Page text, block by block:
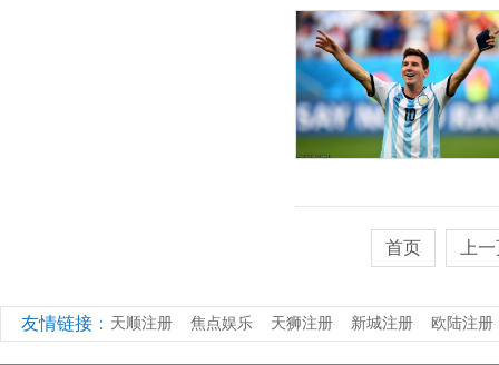
首页 上
友情链接： 天顺注册 焦点娱乐 天狮注册 新城注册 欧陆注册